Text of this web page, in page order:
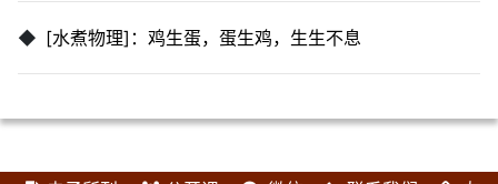
◆ [水煮物理]：鸡生蛋，蛋生鸡，生生不息